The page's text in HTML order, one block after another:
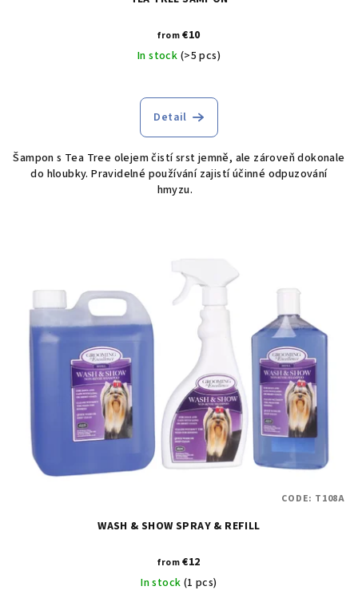
from €10
In stock (>5 pcs)
Detail
Šampon s Tea Tree olejem čistí srst jemně, ale zároveň dokonale
do hloubky. Pravidelné používání zajistí účinné odpuzování
hmyzu.
WASH & SHOW SPRAY & REFILL
from €12
In stock (1 pcs)
CODE: T108A